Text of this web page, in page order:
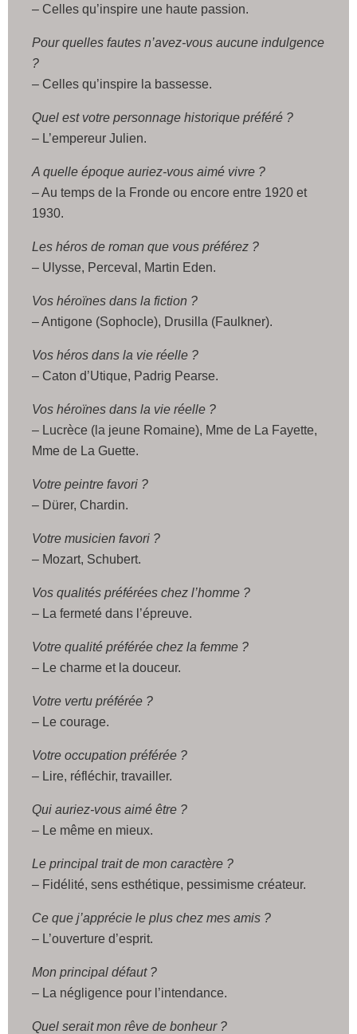
– Celles qu’inspire une haute passion.
Pour quelles fautes n’avez-vous aucune indulgence
?
– Celles qu’inspire la bassesse.
Quel est votre personnage historique préféré ?
– L’empereur Julien.
A quelle époque auriez-vous aimé vivre ?
– Au temps de la Fronde ou encore entre 1920 et
1930.
Les héros de roman que vous préférez ?
– Ulysse, Perceval, Martin Eden.
Vos héroïnes dans la fiction ?
– Antigone (Sophocle), Drusilla (Faulkner).
Vos héros dans la vie réelle ?
– Caton d’Utique, Padrig Pearse.
Vos héroïnes dans la vie réelle ?
– Lucrèce (la jeune Romaine), Mme de La Fayette,
Mme de La Guette.
Votre peintre favori ?
– Dürer, Chardin.
Votre musicien favori ?
– Mozart, Schubert.
Vos qualités préférées chez l’homme ?
– La fermeté dans l’épreuve.
Votre qualité préférée chez la femme ?
– Le charme et la douceur.
Votre vertu préférée ?
– Le courage.
Votre occupation préférée ?
– Lire, réfléchir, travailler.
Qui auriez-vous aimé être ?
– Le même en mieux.
Le principal trait de mon caractère ?
– Fidélité, sens esthétique, pessimisme créateur.
Ce que j’apprécie le plus chez mes amis ?
– L’ouverture d’esprit.
Mon principal défaut ?
– La négligence pour l’intendance.
Quel serait mon rêve de bonheur ?